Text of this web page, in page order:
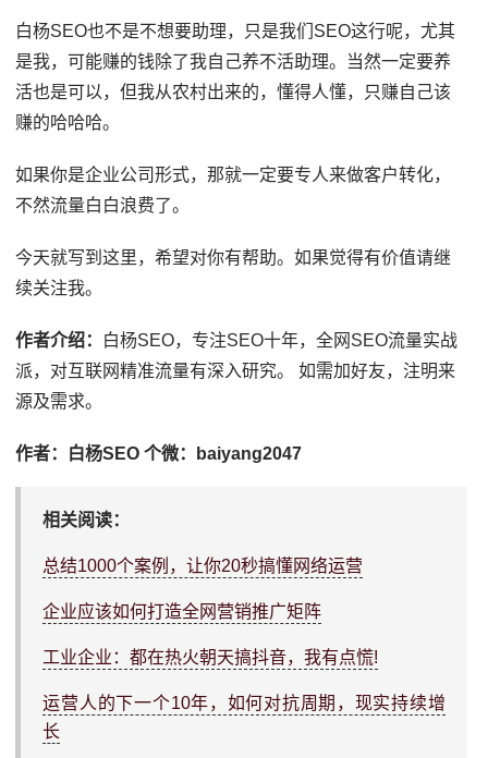
白杨SEO也不是不想要助理，只是我们SEO这行呢，尤其
是我，可能赚的钱除了我自己养不活助理。当然一定要养
活也是可以，但我从农村出来的，懂得人懂，只赚自己该
赚的哈哈哈。
如果你是企业公司形式，那就一定要专人来做客户转化，
不然流量白白浪费了。
今天就写到这里，希望对你有帮助。如果觉得有价值请继
续关注我。
作者介绍： 白杨SEO，专注SEO十年，全网SEO流量实战
派，对互联网精准流量有深入研究。 如需加好友，注明来
源及需求。
作者：白杨SEO 个微：baiyang2047
相关阅读：
总结1000个案例，让你20秒搞懂网络运营
企业应该如何打造全网营销推广矩阵
工业企业：都在热火朝天搞抖音，我有点慌!
运营人的下一个10年，如何对抗周期，现实持续增
长